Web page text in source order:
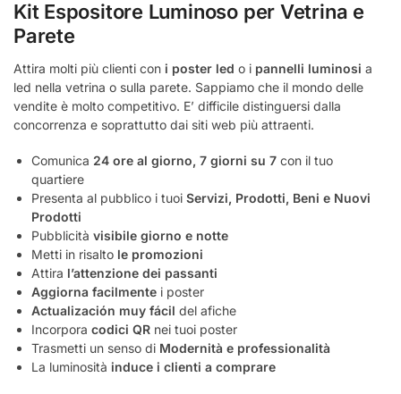
Kit Espositore Luminoso per Vetrina e
Parete
Attira molti più clienti con i poster led o i pannelli luminosi a
led nella vetrina o sulla parete. Sappiamo che il mondo delle
vendite è molto competitivo. E’ difficile distinguersi dalla
concorrenza e soprattutto dai siti web più attraenti.
Comunica 24 ore al giorno, 7 giorni su 7 con il tuo
quartiere
Presenta al pubblico i tuoi Servizi, Prodotti, Beni e Nuovi
Prodotti
Pubblicità visibile giorno e notte
Metti in risalto le promozioni
Attira l’attenzione dei passanti
Aggiorna facilmente i poster
Actualización muy fácil del afiche
Incorpora codici QR nei tuoi poster
Trasmetti un senso di Modernità e professionalità
La luminosità induce i clienti a comprare